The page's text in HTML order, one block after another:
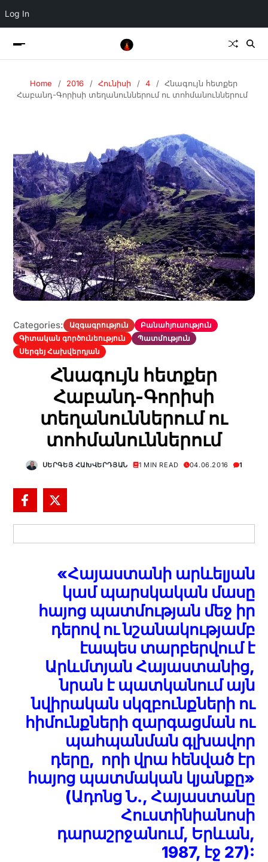
Log In
Home 2016 Հունիսի 4
Հնագույն հետքեր
Հաբանդ-Գորիսի տեղանուններում ու տոհմանուններում
Categories: Ազգագրություն
Բանահյուսություն
Գիտական գործունեություն
Պատմություն
Սերգեյ Հախվերդյան
Հնագույն հետքեր
Հաբանդ-Գորիսի
տեղանուններում ու
տոհմանուններում
ՍԵՐԳԵՅ ՀԱԽՎԵՐԴՅԱՆ 1 MIN READ 04.06.2016 1
«Հայաստանի արևելյան
կամ պարսկական մասը
հայոց պատմության մեջ իր
դերով ու նշանակությամբ
էապես տարբերվում է
Արևմտյան Հայաստանից,
նրան է պատկանում այն
նվիրական սկզբունքների ու
հիմունքների զարգացման ու
պահպանման գլխավոր
դերը, որի վրա հենված էր
հայոց պատմական կյանքը»
(Ադոնց Ն., Հայաստանը
Հուստինիանոսի
դարաշրջանում, Երևան,
1987, էջ 27):